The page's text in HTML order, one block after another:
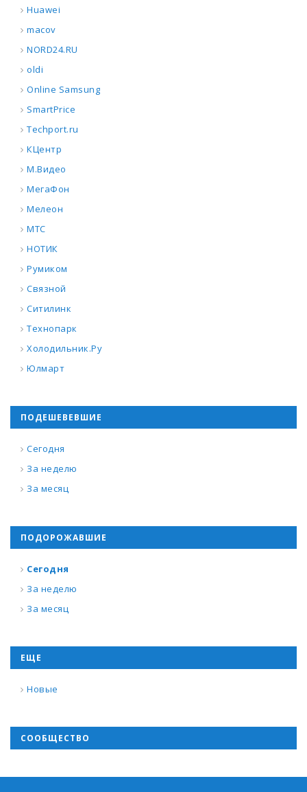
Huawei
macov
NORD24.RU
oldi
Online Samsung
SmartPrice
Techport.ru
КЦентр
М.Видео
МегаФон
Мелеон
МТС
НОТИК
Румиком
Связной
Ситилинк
Технопарк
Холодильник.Ру
Юлмарт
ПОДЕШЕВЕВШИЕ
Сегодня
За неделю
За месяц
ПОДОРОЖАВШИЕ
Сегодня
За неделю
За месяц
ЕЩЕ
Новые
СООБЩЕСТВО